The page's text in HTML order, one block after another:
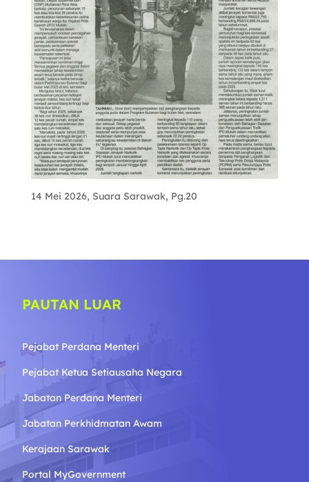
14 Mei 2026, Suara Sarawak, Pg.20
PAUTAN LUAR
Pejabat Perdana Menteri
Pejabat Ketua Setiausaha Negara
Jabatan Perdana Menteri
Jabatan Perkhidmatan Awam
Kerajaan Sarawak
Portal MyGovernment